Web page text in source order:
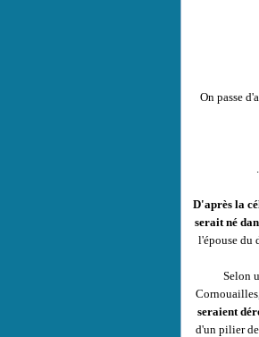
On passe
D'après la
serait né
l'épouse du
Selon
seraient
d'un pilier